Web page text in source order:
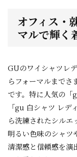
オフィス・
マルで輝く
GUのワイシャツレ
らフォーマルまでさ
です。特に人気の「
「gu 白シャツ レデ
ら洗練されたシルエ
明るい色味のシャツ
清潔感と信頼感を演